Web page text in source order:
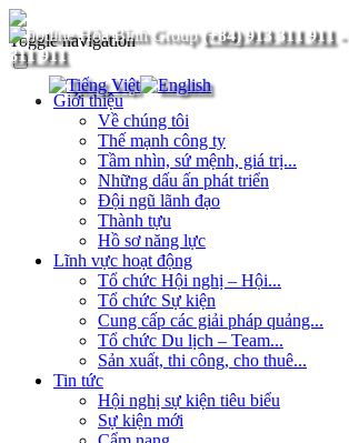
(+84) 913 311 911-
311 911
Toggle navigation
Giới thiệu
Về chúng tôi
Thế mạnh công ty
Tầm nhìn, sứ mệnh, giá trị...
Những dấu ấn phát triển
Đội ngũ lãnh đạo
Thành tựu
Hồ sơ năng lực
Lĩnh vực hoạt động
Tổ chức Hội nghị – Hội...
Tổ chức Sự kiện
Cung cấp các giải pháp quảng...
Tổ chức Du lịch – Team...
Sản xuất, thi công, cho thuê...
Tin tức
Hội nghị sự kiện tiêu biểu
Sự kiện mới